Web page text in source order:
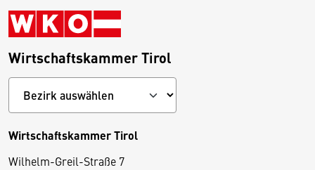
Wirtschaftskammer Tirol
Wirtschaftskammer Tirol
Wilhelm-Greil-Straße 7
D